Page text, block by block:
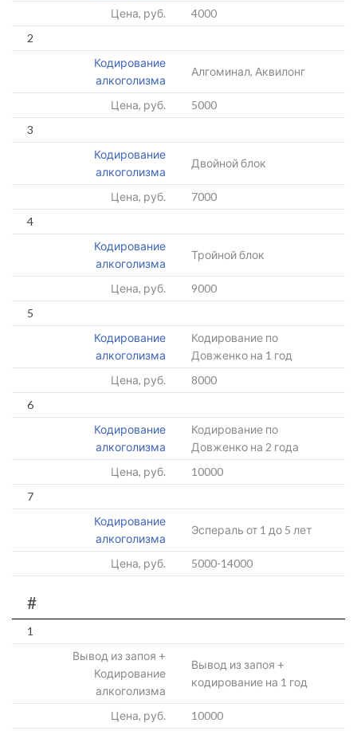
Цена, руб.
4000
2
Кодирование
алкоголизма
Алгоминал, Аквилонг
Цена, руб.
5000
3
Кодирование
алкоголизма
Двойной блок
Цена, руб.
7000
4
Кодирование
алкоголизма
Тройной блок
Цена, руб.
9000
5
Кодирование
алкоголизма
Кодирование по
Довженко на 1 год
Цена, руб.
8000
6
Кодирование
алкоголизма
Кодирование по
Довженко на 2 года
Цена, руб.
10000
7
Кодирование
алкоголизма
Эспераль от 1 до 5 лет
Цена, руб. 5000-14000
#
1
Вывод из запоя +
Кодирование
алкоголизма
Вывод из запоя +
кодирование на 1 год
Цена, руб. 10000